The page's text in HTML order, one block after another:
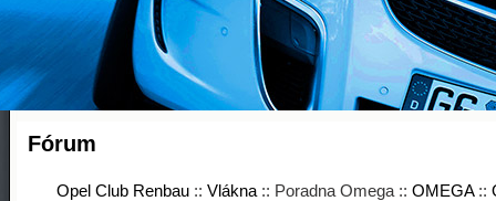
Fórum
Opel Club Renbau :: Vlákna :: Poradna Omega :: OMEGA::